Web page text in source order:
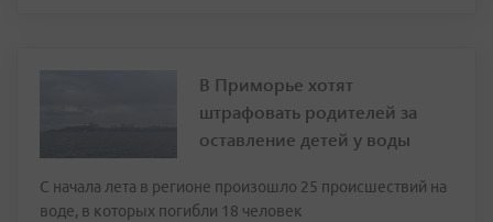
В Приморье хотят
штрафовать родителей за
оставление детей у воды
С начала лета в регионе произошло 25 происшествий на
воде, в которых погибли 18 человек